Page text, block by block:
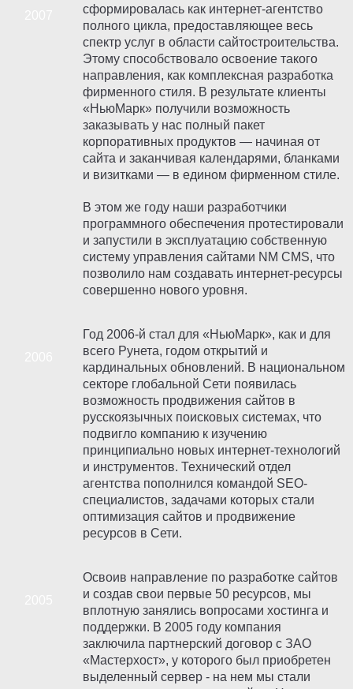
сформировалась как интернет-агентство
полного цикла, предоставляющее весь
спектр услуг в области сайтостроительства.
Этому способствовало освоение такого
направления, как комплексная разработка
фирменного стиля. В результате клиенты
«НьюМарк» получили возможность
заказывать у нас полный пакет
корпоративных продуктов — начиная от
сайта и заканчивая календарями, бланками
и визитками — в едином фирменном стиле.
В этом же году наши разработчики
программного обеспечения протестировали
и запустили в эксплуатацию собственную
систему управления сайтами NM CMS, что
позволило нам создавать интернет-ресурсы
совершенно нового уровня.
Год 2006-й стал для «НьюМарк», как и для
всего Рунета, годом открытий и
кардинальных обновлений. В национальном
секторе глобальной Сети появилась
возможность продвижения сайтов в
русскоязычных поисковых системах, что
подвигло компанию к изучению
принципиально новых интернет-технологий
и инструментов. Технический отдел
агентства пополнился командой SEO-
специалистов, задачами которых стали
оптимизация сайтов и продвижение
ресурсов в Сети.
Освоив направление по разработке сайтов
и создав свои первые 50 ресурсов, мы
вплотную занялись вопросами хостинга и
поддержки. В 2005 году компания
заключила партнерский договор с ЗАО
«Мастерхост», у которого был приобретен
выделенный сервер - на нем мы стали